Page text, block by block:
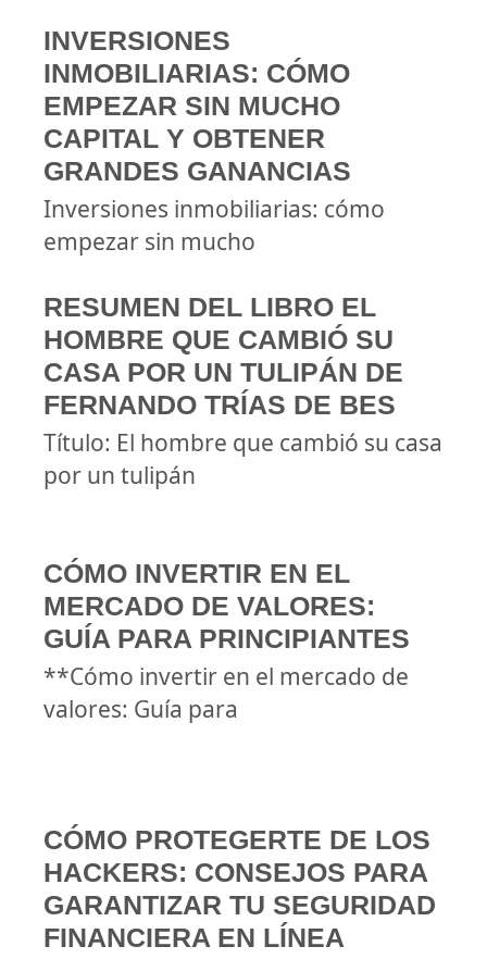
INVERSIONES
INMOBILIARIAS: CÓMO
EMPEZAR SIN MUCHO
CAPITAL Y OBTENER
GRANDES GANANCIAS
Inversiones inmobiliarias: cómo
empezar sin mucho
RESUMEN DEL LIBRO EL
HOMBRE QUE CAMBIÓ SU
CASA POR UN TULIPÁN DE
FERNANDO TRÍAS DE BES
Título: El hombre que cambió su casa
por un tulipán
CÓMO INVERTIR EN EL
MERCADO DE VALORES:
GUÍA PARA PRINCIPIANTES
**Cómo invertir en el mercado de
valores: Guía para
CÓMO PROTEGERTE DE LOS
HACKERS: CONSEJOS PARA
GARANTIZAR TU SEGURIDAD
FINANCIERA EN LÍNEA